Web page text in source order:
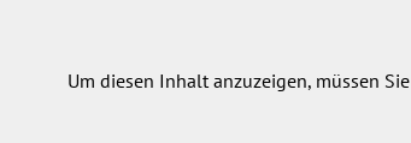
Um diesen Inhalt anzuzeigen, müssen Sie